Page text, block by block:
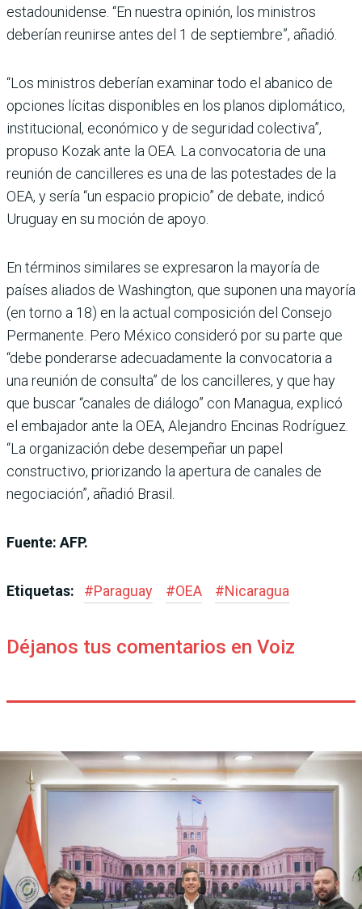
estadounidense. “En nuestra opinión, los ministros
deberían reunirse antes del 1 de septiembre”, añadió.
“Los ministros deberían examinar todo el abanico de
opciones lícitas disponibles en los planos diplomático,
institucional, económico y de seguridad colectiva”,
propuso Kozak ante la OEA. La convocatoria de una
reunión de cancilleres es una de las potestades de la
OEA, y sería “un espacio propicio” de debate, indicó
Uruguay en su moción de apoyo.
En términos similares se expresaron la mayoría de
países aliados de Washington, que suponen una mayoría
(en torno a 18) en la actual composición del Consejo
Permanente. Pero México consideró por su parte que
“debe ponderarse adecuadamente la convocatoria a
una reunión de consulta” de los cancilleres, y que hay
que buscar “canales de diálogo” con Managua, explicó
el embajador ante la OEA, Alejandro Encinas Rodríguez.
“La organización debe desempeñar un papel
constructivo, priorizando la apertura de canales de
negociación”, añadió Brasil.
Fuente: AFP.
Etiquetas: #Paraguay #OEA #Nicaragua
Déjanos tus comentarios en Voiz